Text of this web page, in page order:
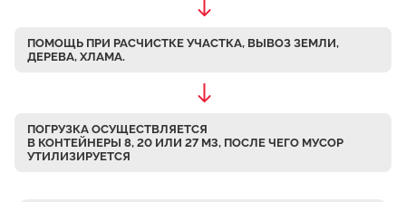
Кривцы
Бритово
Верхнее Велино
ПОМОЩЬ ПРИ РАСЧИСТКЕ УЧАСТКА, ВЫВОЗ ЗЕМЛИ,
ДЕРЕВА, ХЛАМА.
ПОГРУЗКА ОСУЩЕСТВЛЯЕТСЯ
В КОНТЕЙНЕРЫ 8, 20 ИЛИ 27 М3, ПОСЛЕ ЧЕГО МУСОР
УТИЛИЗИРУЕТСЯ